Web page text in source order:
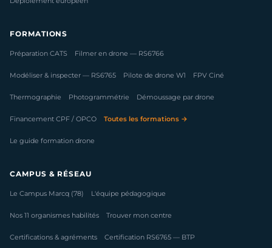
FORMATIONS
Préparation CATS Filmer en drone — RS6766
Modéliser & inspecter — RS6765 Pilote de drone W1 FPV Ciné
Thermographie Photogrammétrie Démoussage par drone
Financement CPF / OPCO Toutes les formations →
Le guide formation drone
CAMPUS & RÉSEAU
Le Campus Marcq (78) L'équipe pédagogique
Nos 11 organismes habilités Trouver mon centre
Certifications & agréments Certification RS6765 — BTP